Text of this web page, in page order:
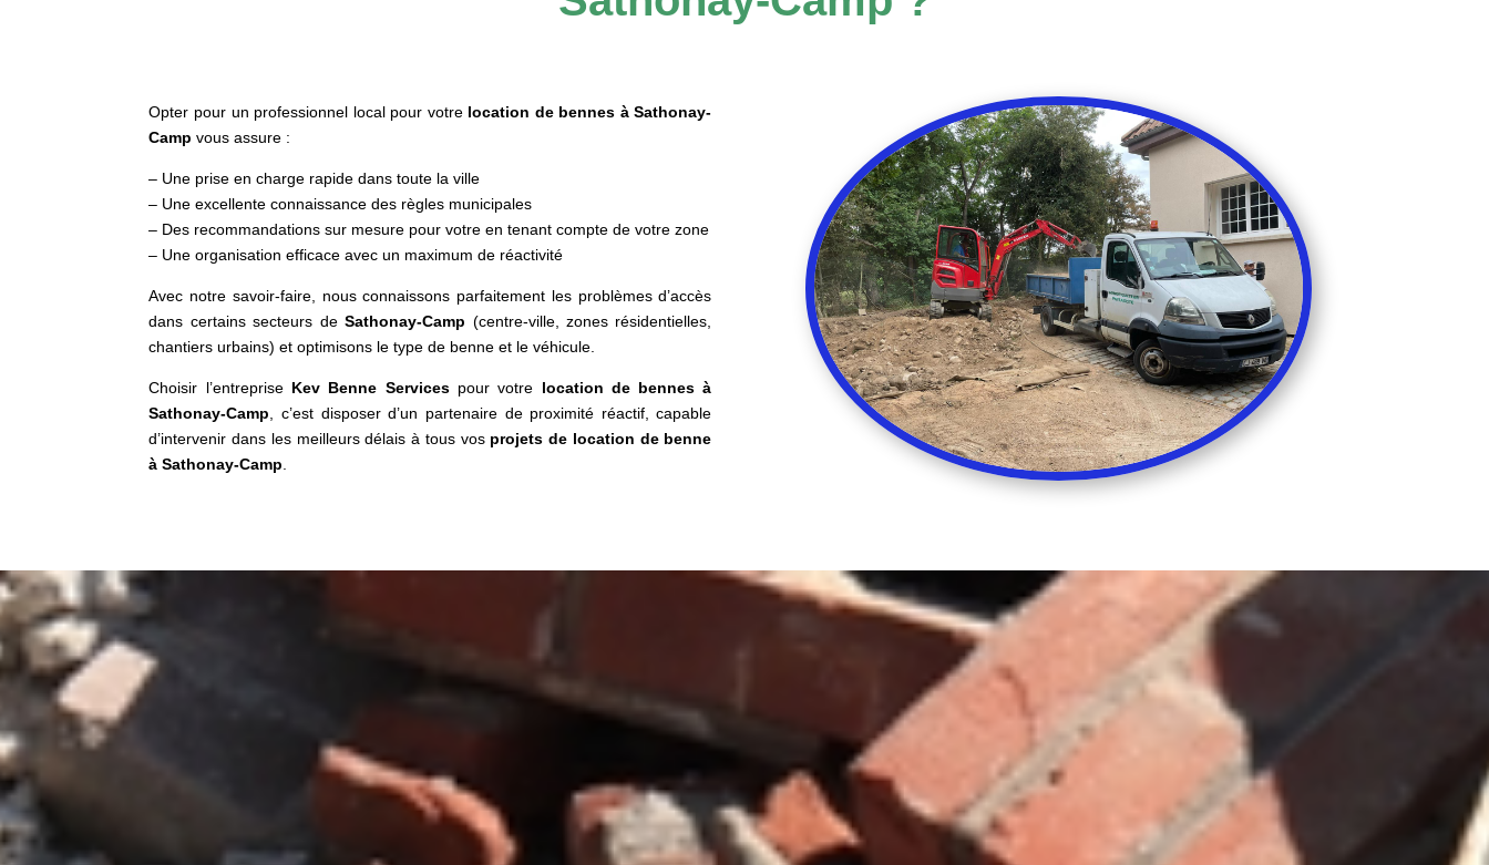
Opter pour un professionnel local pour votre location de bennes à Sathonay-
Camp vous assure :
– Une prise en charge rapide dans toute la ville
– Une excellente connaissance des règles municipales
– Des recommandations sur mesure pour votre en tenant compte de votre zone
– Une organisation efficace avec un maximum de réactivité
Avec notre savoir-faire, nous connaissons parfaitement les problèmes d’accès
dans certains secteurs deSathonay-Camp (centre-ville, zones résidentielles,
chantiers urbains) et optimisons le type de benne et le véhicule.
Choisir l’entreprise Kev Benne Servicespour votre location de bennes à
Sathonay-Camp, c’est disposer d’un partenaire de proximité réactif, capable
d’intervenir dans les meilleurs délais à tous vos projets de location de benne
à Sathonay-Camp.